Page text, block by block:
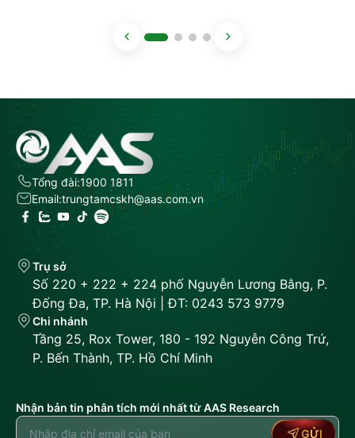
Tổng đài:1900 1811
Email:trungtamcskh@aas.com.vn
Trụ sở
Số 220 + 222 + 224 phố Nguyễn Lương Bằng, P.
Đống Đa, TP. Hà Nội | ĐT: 0243 573 9779
Chi nhánh
Tầng 25, Rox Tower, 180 - 192 Nguyễn Công Trứ,
P. Bến Thành, TP. Hồ Chí Minh
Nhận bản tin phân tích mới nhất từ AAS Research
GỬI